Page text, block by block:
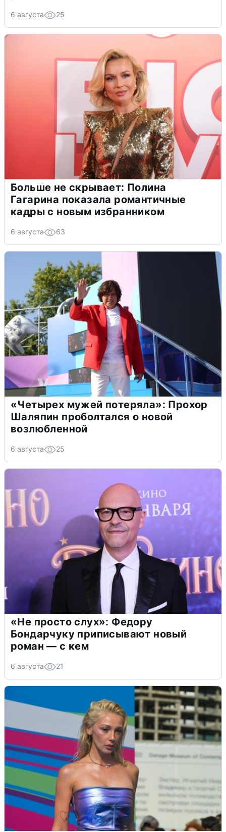
6 августа 25
Больше не скрывает: Полина
Гагарина показала романтичные
кадры с новым избранником
6 августа 63
«Четырех мужей потеряла»: Прохор
Шаляпин проболтался о новой
возлюбленной
6 августа 25
«Не просто слух»: Федору
Бондарчуку приписывают новый
роман — с кем
6 августа 21